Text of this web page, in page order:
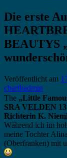
Die erste
BEAUTYS
Veröffentlicht am
cbarthadmin
The „Little
SRA VELDEN
Richterin K.
Während ich im
meine Tochter
(Oberfranken) mit